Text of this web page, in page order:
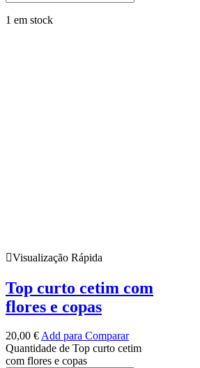
1 em stock
Visualização Rápida
Top curto cetim com
flores e copas
20,00 €Add para Comparar
Quantidade de Top curto cetim
com flores e copas